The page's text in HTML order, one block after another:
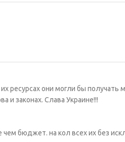
ресурсах они могли бы получать
и законах. Слава Украине!!!
чем бюджет. на кол всех их без